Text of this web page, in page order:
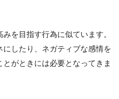
を目指す行為に似ています。
したり、ネガティブな感情を
がときには必要となってきま